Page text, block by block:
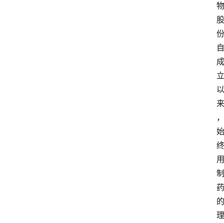
物
股
份
自
成
立
以
来
，
始
终
用
制
药
的
理